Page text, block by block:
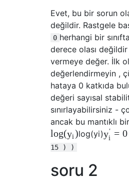
Evet, bu bir sorun
değildir. Rastgele
0 herhangi bir
derece olası
vermeye değer. İlk
değerlendirmeyin ,
hataya 0 katkıda
değeri sayısal
sınırlayabilirsiniz -
ancak bu mantıklı
log(yi )log(yi)y′
i = 0
15 ) )
soru 2